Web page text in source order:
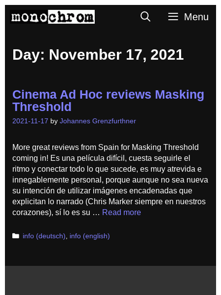
SearchMenu
Day: November 17, 2021
Cinema Ad Hoc reviews Masking
Threshold
2021-11-17 by Johannes Grenzfurthner
More great reviews from Spain for Masking Threshold
coming in! Es una película difícil, cuesta seguirle el
ritmo y conectar todo lo que sucede, es muy atrevida e
innegablemente personal, porque aunque no sea nueva
su intención de utilizar imágenes encadenadas que
explicitan lo narrado (Chris Marker siempre en nuestros
corazones), sí lo es su … Read more
Categories
info (deutsch) info (english)